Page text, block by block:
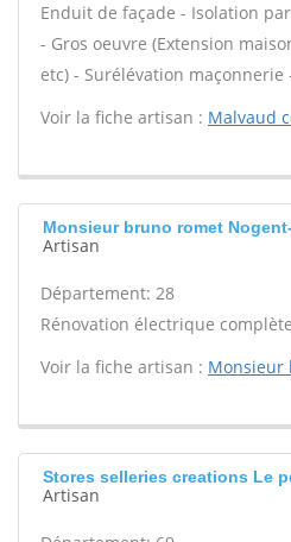
Enduit de façade - Isolation
- Gros oeuvre (Extension
etc) - Surélévation
Voir la fiche artisan : Malvaud
Monsieur bruno romet
Artisan
Département: 28
Rénovation électrique
Voir la fiche artisan : Monsieur
Stores selleries creations Le
Artisan